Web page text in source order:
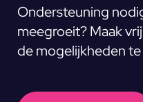
Ondersteuning
meegroeit? Maak
de mogelijkheden